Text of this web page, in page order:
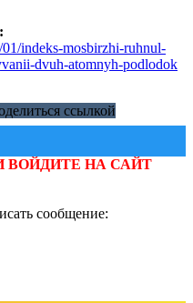
indeks-mosbirzhi-ruhnul-
dvuh-atomnyh-podlodok
ссылкой
ВОЙДИТЕ НА САЙТ
сообщение: